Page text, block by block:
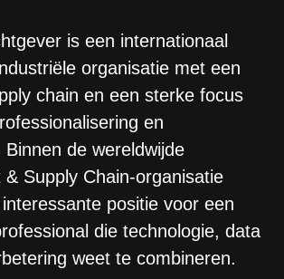
is een internationaal
organisatie met een
chain en een sterke focus
en
Binnen de wereldwijde
Supply Chain-organisatie
positie voor een
die technologie, data
weet te combineren.